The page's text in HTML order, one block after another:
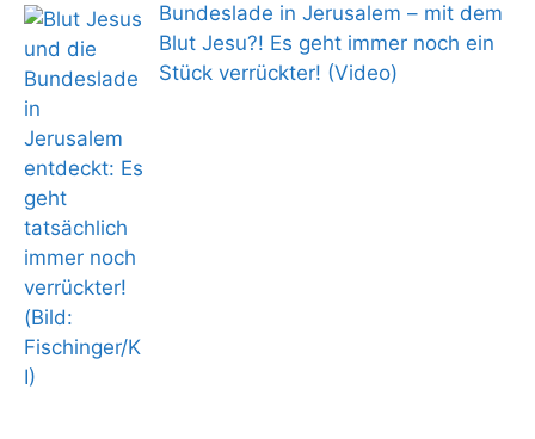
Bundeslade in Jerusalem – mit dem
Blut Jesu?! Es geht immer noch ein
Stück verrückter! (Video)